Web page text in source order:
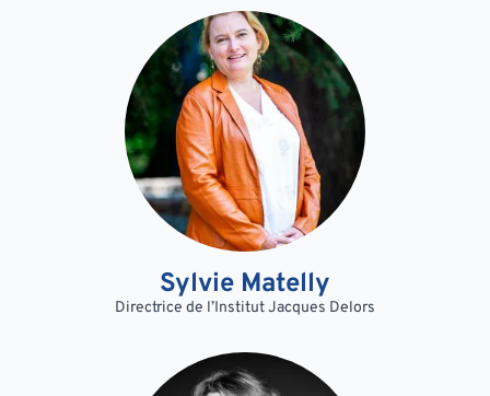
Sylvie Matelly
Directrice de l’Institut Jacques Delors